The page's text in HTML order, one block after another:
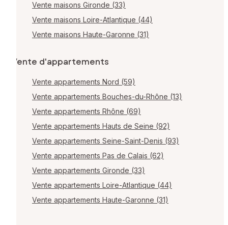
Vente maisons Gironde (33)
Vente maisons Loire-Atlantique (44)
Vente maisons Haute-Garonne (31)
Vente d'appartements
Vente appartements Nord (59)
Vente appartements Bouches-du-Rhône (13)
Vente appartements Rhône (69)
Vente appartements Hauts de Seine (92)
Vente appartements Seine-Saint-Denis (93)
Vente appartements Pas de Calais (62)
Vente appartements Gironde (33)
Vente appartements Loire-Atlantique (44)
Vente appartements Haute-Garonne (31)